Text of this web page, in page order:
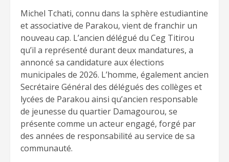
Michel Tchati, connu dans la sphère estudiantine
et associative de Parakou, vient de franchir un
nouveau cap. L’ancien délégué du Ceg Titirou
qu’il a représenté durant deux mandatures, a
annoncé sa candidature aux élections
municipales de 2026. L’homme, également ancien
Secrétaire Général des délégués des collèges et
lycées de Parakou ainsi qu’ancien responsable
de jeunesse du quartier Damagourou, se
présente comme un acteur engagé, forgé par
des années de responsabilité au service de sa
communauté.